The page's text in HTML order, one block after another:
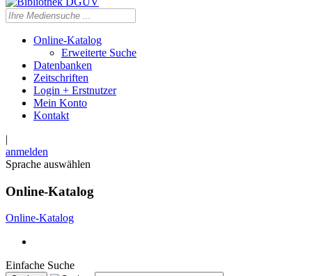
Online-Katalog
Erweiterte Suche
Datenbanken
Zeitschriften
Login + Erstnutzer
Mein Konto
Kontakt
|
anmelden
Sprache auswählen
Online-Katalog
Online-Katalog
Einfache Suche